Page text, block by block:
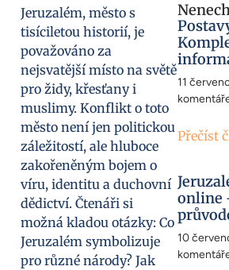
Jeruzalém, město s
tisíciletou historií, je
považováno za
nejsvatější místo na světě
pro židy, křesťany i
muslimy. Konflikt o toto
město není jen politickou
záležitostí, ale hluboce
zakořeněným bojem o
víru, identitu a duchovní
dědictví. Čtenáři si
možná kladou otázky: Co
Jeruzalém symbolizuje
pro různé národy? Jak
11
Přečíst
online
10